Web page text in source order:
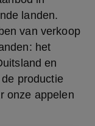
landen.
van verkoop
het
en
productie
onze appelen